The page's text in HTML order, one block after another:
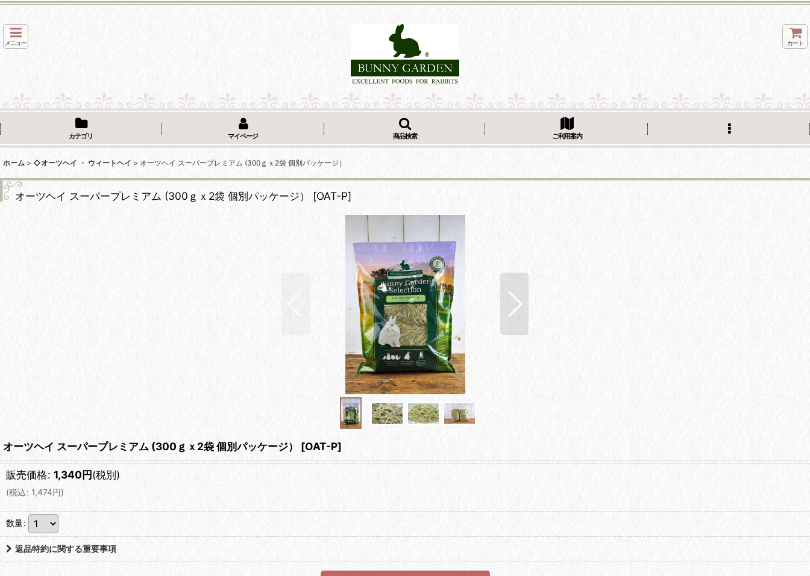
メニュー カート
カテゴリ マイページ 商品検索 ご利用案内
ホーム > ◇オーツヘイ ・ ウィートヘイ > オーツヘイ スーパープレミアム (300ｇｘ2袋 個別パッケージ）
オーツヘイ スーパープレミアム (300ｇｘ2袋 個別パッケージ） [OAT-P]
オーツヘイ スーパープレミアム (300ｇｘ2袋 個別パッケージ） [OAT-P]
販売価格: 1,340円(税別)
(税込: 1,474円)
数量:
返品特約に関する重要事項